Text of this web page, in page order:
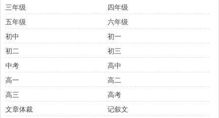
三年级
四年级
五年级
六年级
初中
初一
初二
初三
中考
高中
高一
高二
高三
高考
文章体裁
记叙文